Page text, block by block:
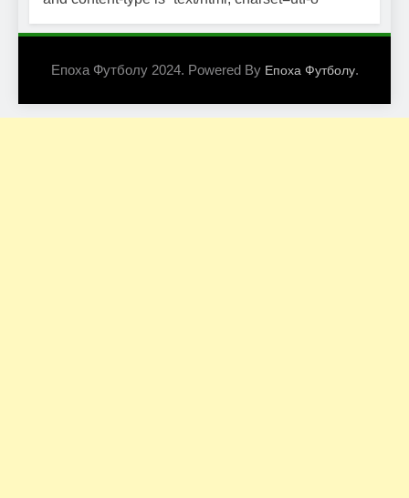
Епоха Футболу 2024. Powered By Епоха Футболу.